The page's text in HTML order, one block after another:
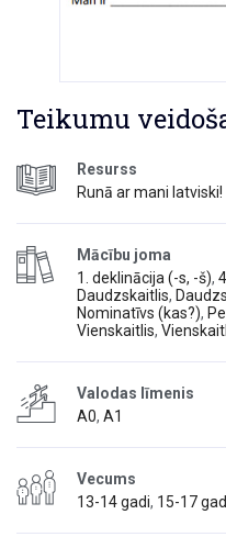
Teikumu
Resurss
Runā ar mani latviski!
Mācību joma
1. deklinācija (-s, -š),
Daudzskaitlis,
Nominatīvs (kas?),
Vienskaitlis,
Valodas līmenis
A0, A1
Vecums
13-14 gadi, 15-17